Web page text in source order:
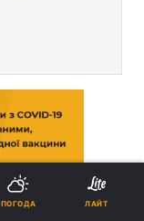
ПОГОДА ЛАЙТ